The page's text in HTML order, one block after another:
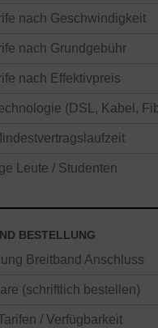
nach Geschwindigkeit
nach Grundgebühr
nach Effektivpreis
(DSL, Kabel,
Leute / Studenten
BESTELLUNG
Breitband Anschluss
(schriftlich bestellen)
/ Verfügbarkeit